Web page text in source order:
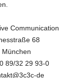
68
München
89/32 29 93-0
de